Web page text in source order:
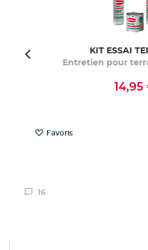
16
KIT ESSAI
Entretien pour
14,95
Favoris